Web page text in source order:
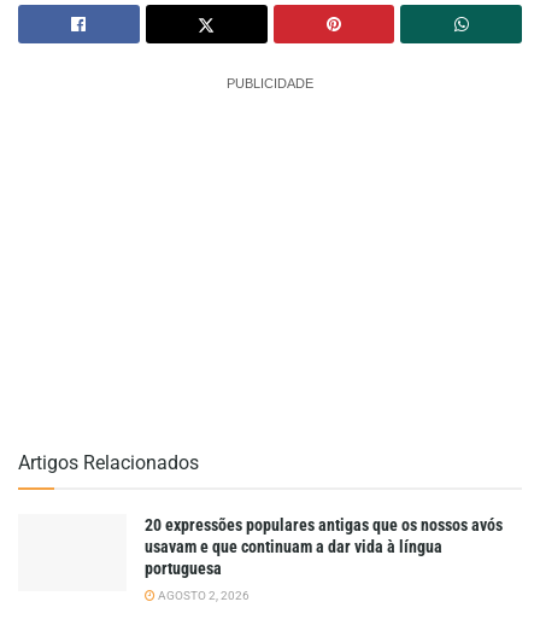
PUBLICIDADE
Artigos Relacionados
20 expressões populares antigas que os nossos avós
usavam e que continuam a dar vida à língua
portuguesa
AGOSTO 2, 2026